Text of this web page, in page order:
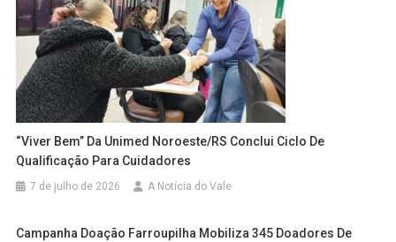
“Viver Bem” Da Unimed Noroeste/RS Conclui Ciclo De
Qualificação Para Cuidadores
7 de julho de 2026 A Notícia do Vale
Campanha Doação Farroupilha Mobiliza 345 Doadores De